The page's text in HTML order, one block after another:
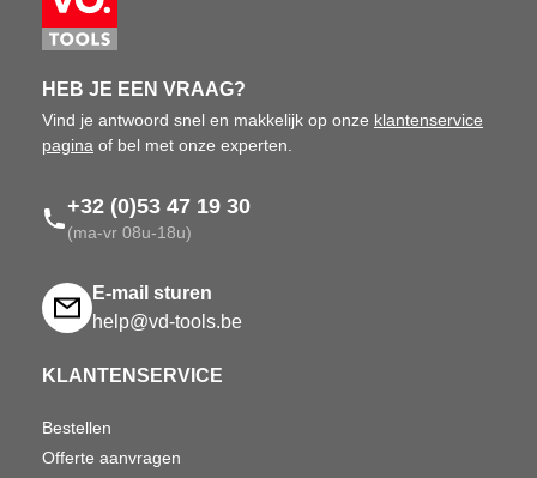
HEB JE EEN VRAAG?
Vind je antwoord snel en makkelijk op onze klantenservice
pagina of bel met onze experten.
+32 (0)53 47 19 30
(ma-vr 08u-18u)
E-mail sturen
help@vd-tools.be
KLANTENSERVICE
Bestellen
Offerte aanvragen